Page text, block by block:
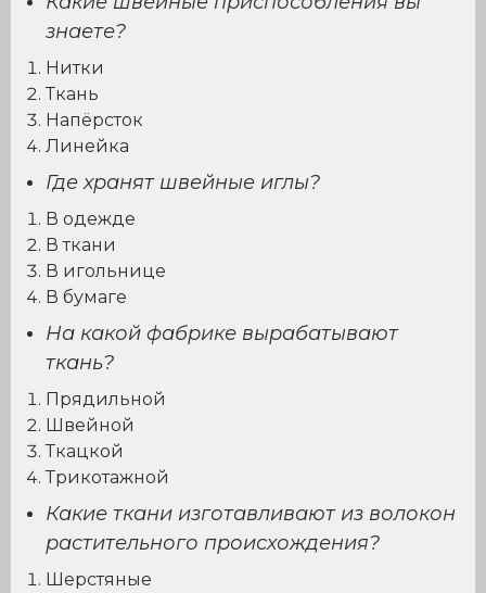
знаете?
Нитки
Ткань
Напёрсток
Линейка
Где хранят швейные иглы?
В одежде
В ткани
В игольнице
В бумаге
На какой фабрике вырабатывают
ткань?
Прядильной
Швейной
Ткацкой
Трикотажной
Какие ткани изготавливают из волокон
растительного происхождения?
Шерстяные